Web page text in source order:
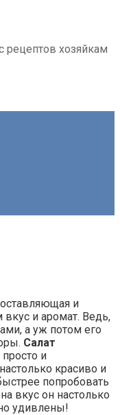
рецептов хозяйкам
и
и аромат. Ведь,
а уж потом его
Салат
и
красиво и
попробовать
вкус он настолько
удивлены!